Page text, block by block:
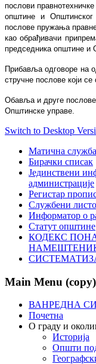
послови
општине и Општинског
послове пружања
као обрађивачи
председника општине и
Прибавља одговоре на
стручне послове који
Обавља и друге
Општинске управе.
Switch to Desktop
Матична служба
Бирачки списак
Јединствени
администрације
Регистар
Службени
Информатор о
Статут општине
КОДЕКС
Main Menu (copy)
ВАНРЕДНА
Почетна
О граду и
Историја
Општи